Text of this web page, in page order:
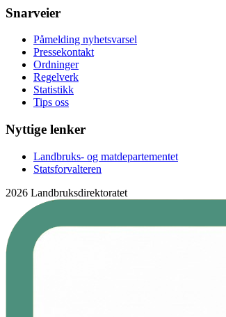
Snarveier
Påmelding nyhetsvarsel
Pressekontakt
Ordninger
Regelverk
Statistikk
Tips oss
Nyttige lenker
Landbruks- og matdepartementet
Statsforvalteren
2026 Landbruksdirektoratet